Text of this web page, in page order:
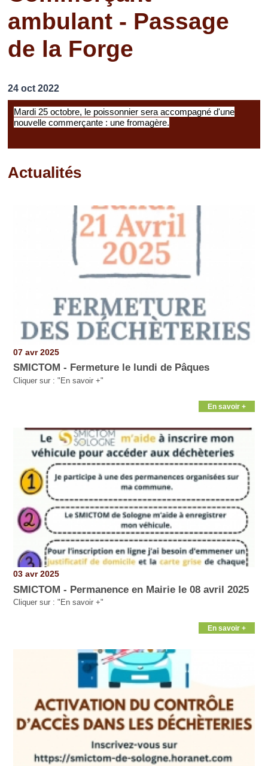
Découvrir Pierrefitte
Vie pratique
ambulant - Passage
de la Forge
24 oct 2022
Mardi 25 octobre, le poissonnier sera accompagné d'une
nouvelle commerçante : une fromagère.
Actualités
07 avr 2025
SMICTOM - Fermeture le lundi de Pâques
Cliquer sur : "En savoir +"
En savoir +
03 avr 2025
SMICTOM - Permanence en Mairie le 08 avril 2025
Cliquer sur : "En savoir +"
En savoir +